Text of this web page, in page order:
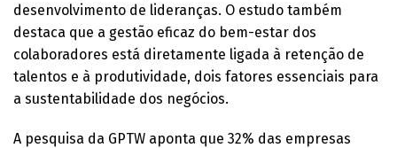
desenvolvimento de lideranças. O estudo também
destaca que a gestão eficaz do bem-estar dos
colaboradores está diretamente ligada à retenção de
talentos e à produtividade, dois fatores essenciais para
a sustentabilidade dos negócios.
A pesquisa da GPTW aponta que 32% das empresas